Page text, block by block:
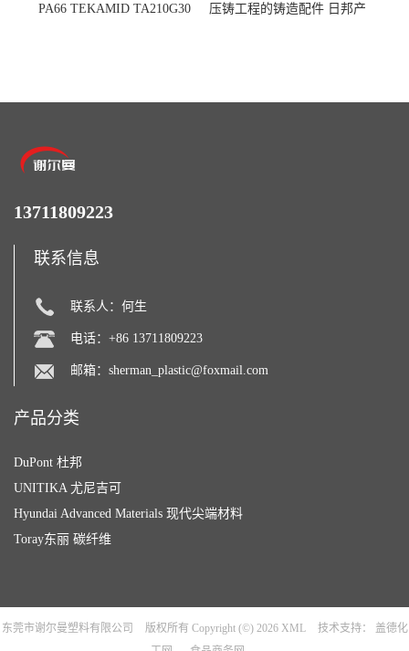
PA66 TEKAMID TA210G30
压铸工程的铸造配件 日邦产
13711809223
联系信息
联系人：何生
电话：+86 13711809223
邮箱： sherman_plastic@foxmail.com
产品分类
DuPont 杜邦
UNITIKA 尤尼吉可
Hyundai Advanced Materials 现代尖端材料
Toray东丽 碳纤维
东莞市谢尔曼塑料有限公司 版权所有 Copyright (©) 2026 XML 技术支持：
盖德化